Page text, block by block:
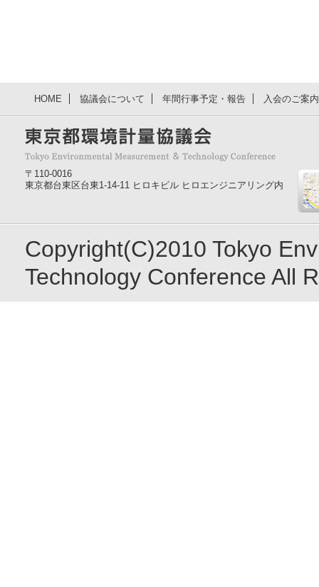
HOME 協議会について 年間行事予定・報告 入会のご案
〒110-0016
東京都台東区台東1-14-11 ヒロキビル ヒロエンジニアリング内
Copyright(C)2010 Tokyo
Technology Conference All